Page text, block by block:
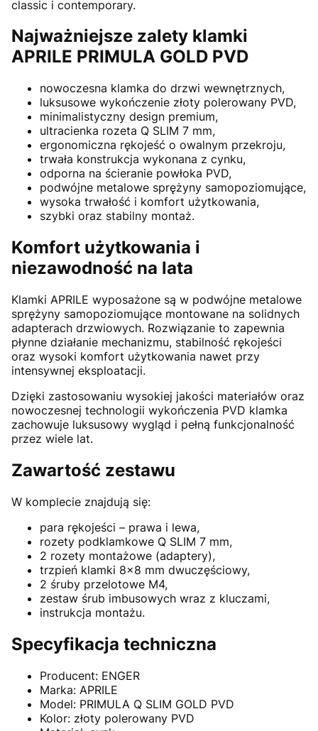
classic i contemporary.
Najważniejsze zalety klamki
APRILE PRIMULA GOLD PVD
nowoczesna klamka do drzwi wewnętrznych,
luksusowe wykończenie złoty polerowany PVD,
minimalistyczny design premium,
ultracienka rozeta Q SLIM 7 mm,
ergonomiczna rękojeść o owalnym przekroju,
trwała konstrukcja wykonana z cynku,
odporna na ścieranie powłoka PVD,
podwójne metalowe sprężyny samopoziomujące,
wysoka trwałość i komfort użytkowania,
szybki oraz stabilny montaż.
Komfort użytkowania i
niezawodność na lata
Klamki APRILE wyposażone są w podwójne metalowe
sprężyny samopoziomujące montowane na solidnych
adapterach drzwiowych. Rozwiązanie to zapewnia
płynne działanie mechanizmu, stabilność rękojeści
oraz wysoki komfort użytkowania nawet przy
intensywnej eksploatacji.
Dzięki zastosowaniu wysokiej jakości materiałów oraz
nowoczesnej technologii wykończenia PVD klamka
zachowuje luksusowy wygląd i pełną funkcjonalność
przez wiele lat.
Zawartość zestawu
W komplecie znajdują się:
para rękojeści – prawa i lewa,
rozety podklamkowe Q SLIM 7 mm,
2 rozety montażowe (adaptery),
trzpień klamki 8x8 mm dwuczęściowy,
2 śruby przelotowe M4,
zestaw śrub imbusowych wraz z kluczami,
instrukcja montażu.
Specyfikacja techniczna
Producent: ENGER
Marka: APRILE
Model: PRIMULA Q SLIM GOLD PVD
Kolor: złoty polerowany PVD